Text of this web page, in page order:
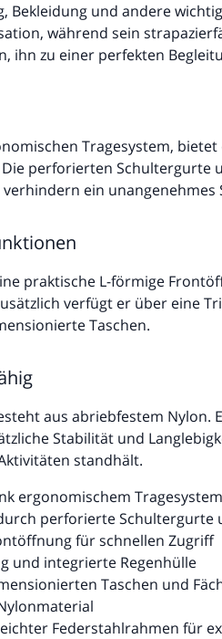
Bekleidung und andere
während sein
ihn zu einer perfekten
Tragesystem,
perforierten Schultergurte
ein unangenehmes
praktische L-förmige
verfügt er über eine
Taschen.
aus abriebfestem
Stabilität und
standhält.
ergonomischem Tragesystem
perforierte Schultergurte
für schnellen Zugriff
und integrierte Regenhülle
Taschen und
Federstahlrahmen für